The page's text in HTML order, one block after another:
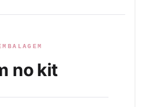
no kit